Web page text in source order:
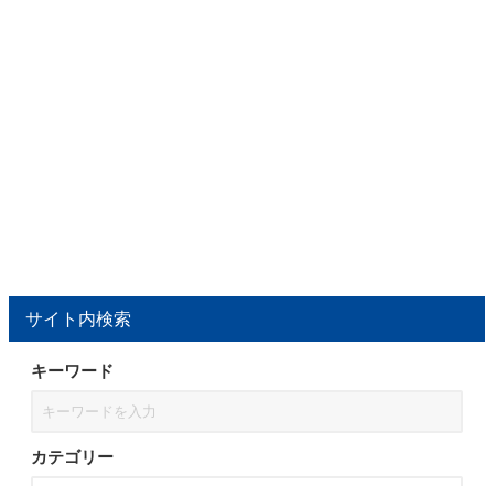
サイト内検索
キーワード
カテゴリー